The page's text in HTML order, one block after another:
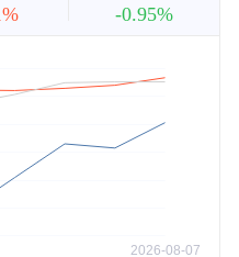
近5年
最大
-0.95%